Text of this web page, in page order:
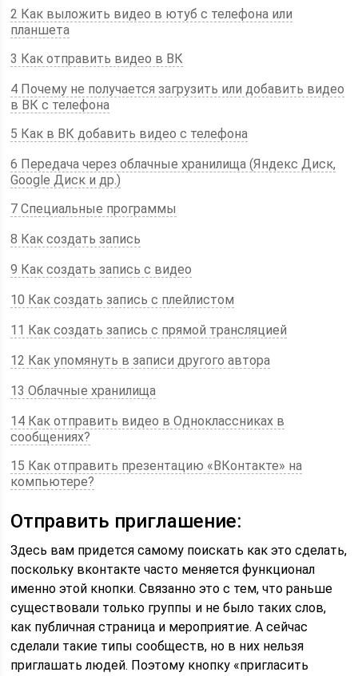
2 Как выложить видео в ютуб с телефона или
планшета
3 Как отправить видео в ВК
4 Почему не получается загрузить или добавить видео
в ВК с телефона
5 Как в ВК добавить видео с телефона
6 Передача через облачные хранилища (Яндекс Диск,
Google Диск и др.)
7 Специальные программы
8 Как создать запись
9 Как создать запись с видео
10 Как создать запись с плейлистом
11 Как создать запись с прямой трансляцией
12 Как упомянуть в записи другого автора
13 Облачные хранилища
14 Как отправить видео в Одноклассниках в
сообщениях?
15 Как отправить презентацию «ВКонтакте» на
компьютере?
Отправить приглашение:
Здесь вам придется самому поискать как это сделать,
поскольку вконтакте часто меняется функционал
именно этой кнопки. Связанно это с тем, что раньше
существовали только группы и не было таких слов,
как публичная страница и мероприятие. А сейчас
сделали такие типы сообществ, но в них нельзя
приглашать людей. Поэтому кнопку «пригласить